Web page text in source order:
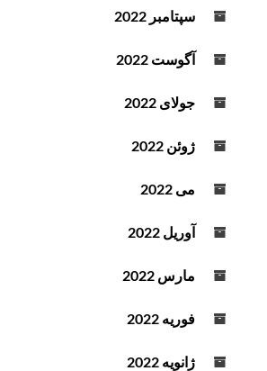
سپتامبر 2022
آگوست 2022
جولای 2022
ژوئن 2022
می 2022
آوریل 2022
مارس 2022
فوریه 2022
ژانویه 2022